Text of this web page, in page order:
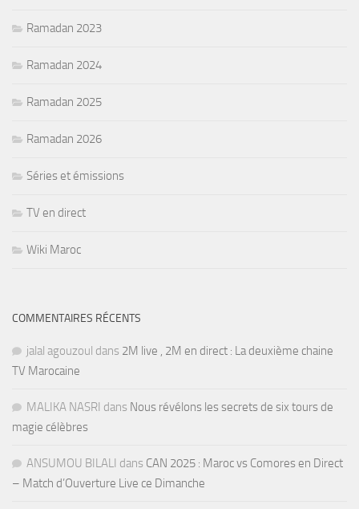
Ramadan 2023
Ramadan 2024
Ramadan 2025
Ramadan 2026
Séries et émissions
TV en direct
Wiki Maroc
COMMENTAIRES RÉCENTS
jalal agouzoul dans 2M live , 2M en direct : La deuxième chaine
TV Marocaine
MALIKA NASRI dans Nous révélons les secrets de six tours de
magie célèbres
ANSUMOU BILALI dans CAN 2025 : Maroc vs Comores en Direct
– Match d’Ouverture Live ce Dimanche